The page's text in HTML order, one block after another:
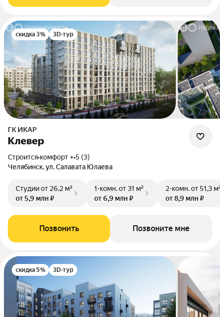
скидка 3% 3D-тур
ГК ИКАР
Клевер
Строится•комфорт +•5 (3)
Челябинск, ул. Салавата Юлаева
Студииот 26,2 м²
от 5,9 млн ₽
1-комн.от 31 м²
от 6,9 млн ₽
2-комн.от 51,3
от 8,9 млн ₽
Позвонить Позвоните мне
скидка 5% 3D-тур